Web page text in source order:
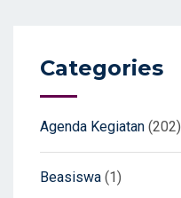
Categories
Agenda Kegiatan (202)
Beasiswa (1)